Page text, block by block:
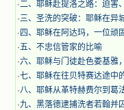
·二、耶稣赴提洛之路：迫害
·三、圣洗的突破：耶稣在异
· 四、耶稣在阿达玛，一位顽
·五、不忠信管家的比喻
·六、耶稣与门徒赴色娄基雅
·七、耶稣在往贝特赛达途中
·八、耶稣从革特赫费尔到葛
·九、黑落德逮捕洗者若翰并